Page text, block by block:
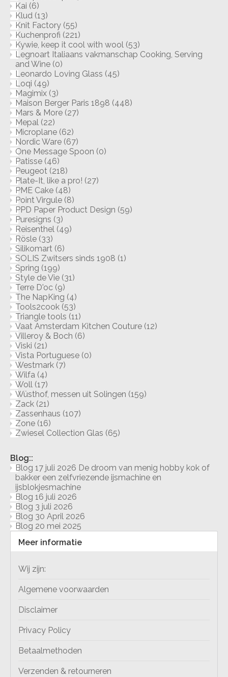
Kai (6)
Klud (13)
Knit Factory (55)
Kuchenprofi (221)
Kywie, keep it cool with wool (53)
Legnoart Italiaans vakmanschap Cooking, Serving
and Wine (0)
Leonardo Loving Glass (45)
Loqi (49)
Magimix (3)
Maison Berger Paris 1898 (448)
Mars & More (27)
Mepal (22)
Microplane (62)
Nordic Ware (67)
One Message Spoon (0)
Patisse (46)
Peugeot (218)
Plate-It, like a pro! (27)
PME Cake (48)
Point Virgule (8)
PPD Paper Product Design (59)
Puresigns (3)
Reisenthel (49)
Rösle (33)
Silikomart (6)
SOLIS Zwitsers sinds 1908 (1)
Spring (199)
Style de Vie (31)
Terre D'oc (9)
The NapKing (4)
Tools2cook (53)
Triangle tools (11)
Vaat Amsterdam Kitchen Couture (12)
Villeroy & Boch (6)
Viski (21)
Vista Portuguese (0)
Westmark (7)
Wilfa (4)
Woll (17)
Wüsthof, messen uit Solingen (159)
Zack (21)
Zassenhaus (107)
Zone (16)
Zwiesel Collection Glas (65)
Blog::
Blog 17 juli 2026 De droom van menig hobby kok of
bakker een zelfvriezende ijsmachine en
ijsblokjesmachine
Blog 16 juli 2026
Blog 3 juli 2026
Blog 30 April 2026
Blog 20 mei 2025
Meer informatie
Wij zijn:
Algemene voorwaarden
Disclaimer
Privacy Policy
Betaalmethoden
Verzenden & retourneren